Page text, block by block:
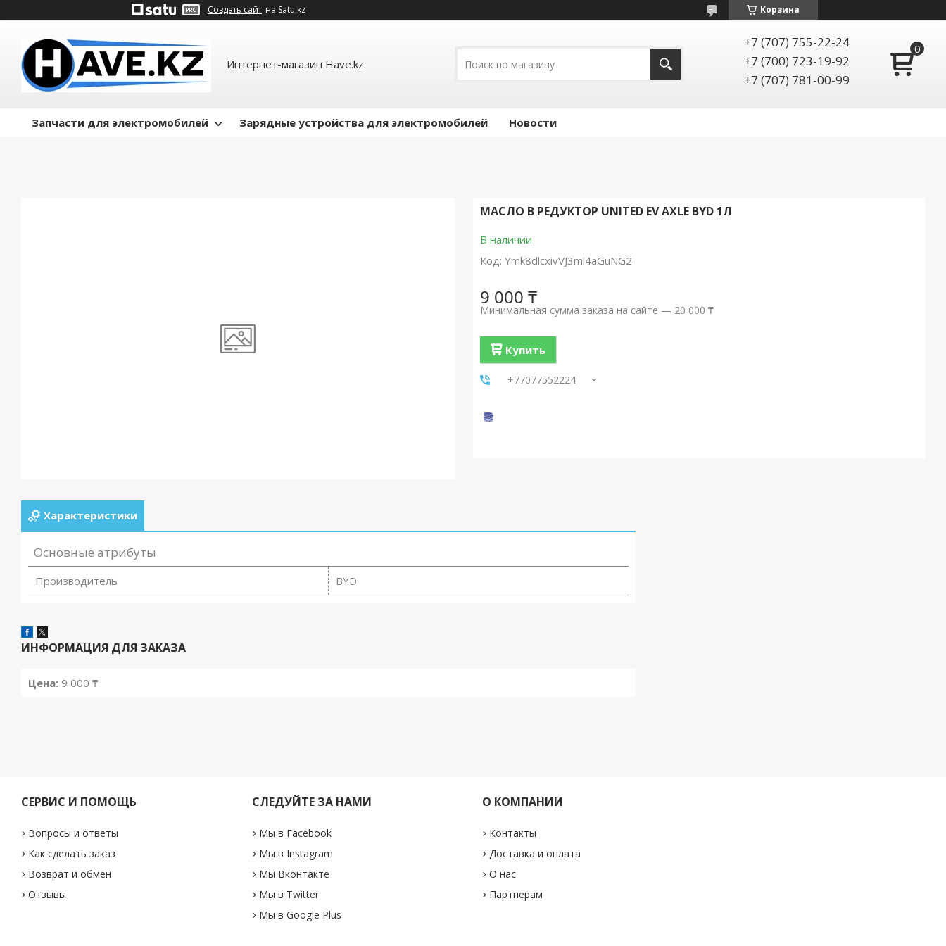
Создать сайт на Satu.kz Корзина
Интернет-магазин Have.kz
+7 (707) 755-22-24
+7 (700) 723-19-92
+7 (707) 781-00-99
Запчасти для электромобилей Зарядные устройства для электромобилей Новости
МАСЛО В РЕДУКТОР UNITED EV AXLE BYD 1Л
В наличии
Код: Ymk8dlcxivVJ3ml4aGuNG2
9 000 ₸
Минимальная сумма заказа на сайте — 20 000 ₸
Купить
+77077552224
Характеристики
Основные атрибуты
Производитель BYD
ИНФОРМАЦИЯ ДЛЯ ЗАКАЗА
Цена: 9 000 ₸
СЕРВИС И ПОМОЩЬ
Вопросы и ответы
Как сделать заказ
Возврат и обмен
Отзывы
СЛЕДУЙТЕ ЗА НАМИ
Мы в Facebook
Мы в Instagram
Мы Вконтакте
Мы в Twitter
Мы в Google Plus
О КОМПАНИИ
Контакты
Доставка и оплата
О нас
Партнерам